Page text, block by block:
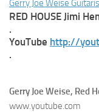
Gerry Joe Weise
RED HOUSE Jimi
.
YouTube http://
.
Gerry Joe Weise, Red
www.youtube.com